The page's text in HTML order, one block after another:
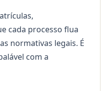
cada processo flua
normativas legais. É
com a